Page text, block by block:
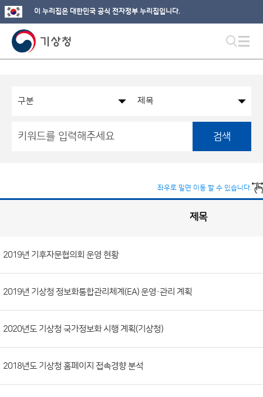
이 누리집은 대한민국 공식 전자정부 누리집입니다.
검색
좌우로 밀면 이동 할 수 있습니다.
공
개
정
보
목
록
류,
첨
부
제목
2019년 기후자문협의회 운영 현황
2019년 기상청 정보화통합관리체계(EA) 운영·관리 계획
2020년도 기상청 국가정보화 시행 계획(기상청)
2018년도 기상청 홈페이지 접속경향 분석